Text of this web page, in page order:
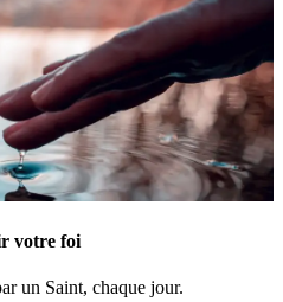
votre foi
un Saint, chaque jour.